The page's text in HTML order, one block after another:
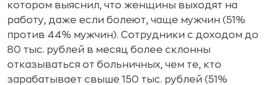
котором выяснил, что женщины выходят на
работу, даже если болеют, чаще мужчин (51%
против 44% мужчин). Сотрудники с доходом до
80 тыс. рублей в месяц более склонны
отказываться от больничных, чем те, кто
зарабатывает свыше 150 тыс. рублей (51%